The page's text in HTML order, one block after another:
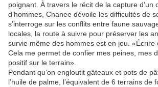
poignant. À travers le récit de la capture d’un
d’hommes, Chanee dévoile les difficultés de
s’interroge sur les conflits entre faune
locales, la route à suivre pour préserver les
survie même des hommes est en jeu. «Écrire
Cela me permet de confier mes peines, mes
positif sur le terrain».
Pendant qu’on engloutit gâteaux et pots de
l’huile de palme, l’équivalent de 6 terrains de